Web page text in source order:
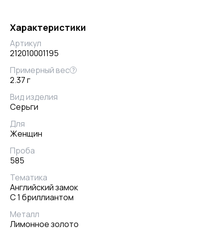
Характеристики
Артикул
212010001195
Примерный вес ?
2.37 г
Вид изделия
Серьги
Для
Женщин
Проба
585
Тематика
Английский замок
С 1 бриллиантом
Металл
Лимонное золото